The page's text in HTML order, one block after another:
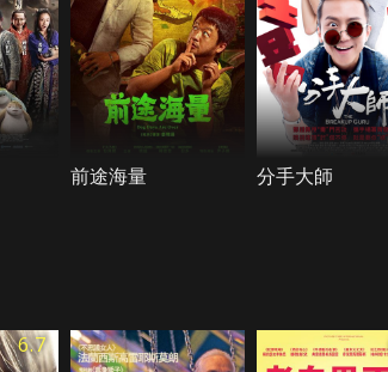
前途海量 分手大師
6.7